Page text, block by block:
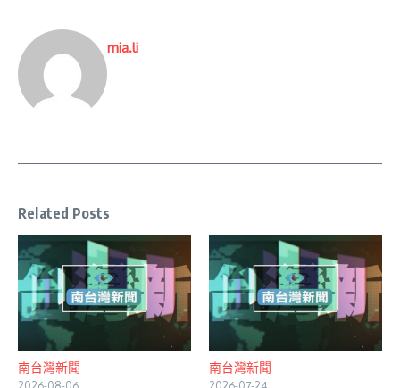
mia.li
Related Posts
南台灣新聞 南台灣新聞